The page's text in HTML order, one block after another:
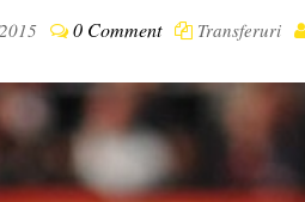
0 Comment Transferuri